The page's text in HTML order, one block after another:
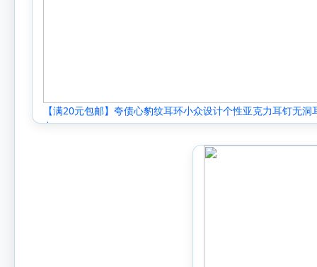
【满20元包邮】夸债心豹纹耳环小众设计个性亚克力耳钉无洞
夹